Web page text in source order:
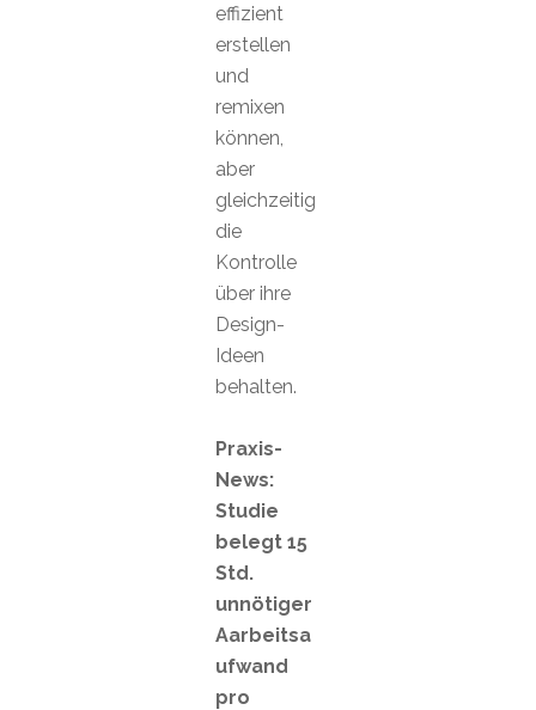
effizient
erstellen
und
remixen
können,
aber
gleichzeitig
die
Kontrolle
über ihre
Design-
Ideen
behalten.
Praxis-
News:
Studie
belegt 15
Std.
unnötiger
Aarbeitsa
ufwand
pro